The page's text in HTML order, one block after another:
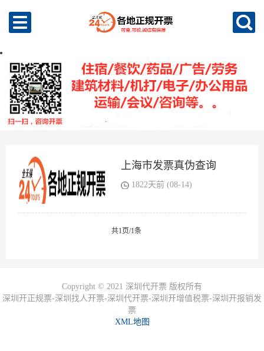
上海市发票真伪查询
1822天前 (08-14)
共1页/1条
Copyright © 2021 深圳代开票 版权所有
深圳开正规票-深圳找人开票-深圳代开票-深圳开增值税票-深圳开报销发
票
XML地图